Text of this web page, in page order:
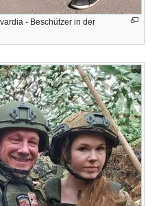
- Beschützer in der